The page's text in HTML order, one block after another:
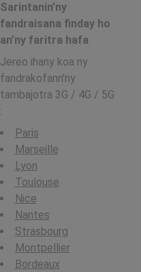
Sarintanin’ny
fandraisana finday ho
an’ny faritra hafa
Jereo ihany koa ny
fandrakofann'ny
tambajotra 3G / 4G / 5G
:
Paris
Marseille
Lyon
Toulouse
Nice
Nantes
Strasbourg
Montpellier
Bordeaux